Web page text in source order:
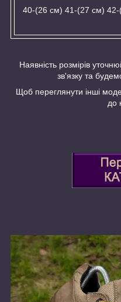
40-(26 см) 41-(27 см)
Наявність розмірів
зв'язку та
Щоб переглянути інші
до